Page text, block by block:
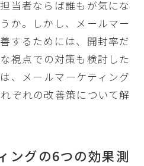
当者ならば誰もが気にな
か。しかし、メールマー
するためには、開封率だ
視点での対策も検討した
、メールマーケティング
ぞれの改善策について解
ングの6つの効果測